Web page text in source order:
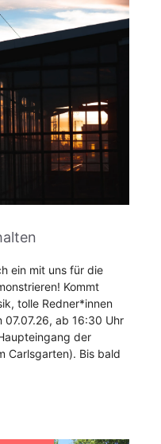
ein mit uns für die
Kommt
tolle Redner*innen
07.07.26, ab 16:30 Uhr
der
Carlsgarten). Bis bald